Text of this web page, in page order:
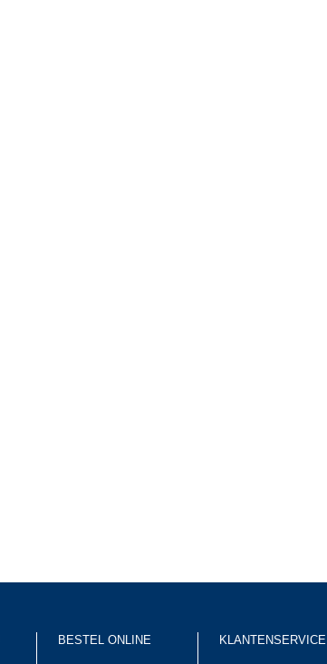
BESTEL ONLINE KLANTENSERVICE